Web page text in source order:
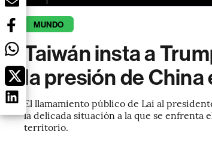
MUNDO
Taiwán insta a
la presión de
El llamamiento público de Lai al
la delicada situación a la que se enfrenta
territorio.